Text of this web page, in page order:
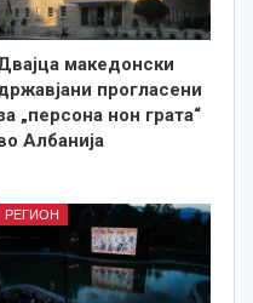
македонски
прогласени
„персона нон грата“
Албанија
РЕГИОН